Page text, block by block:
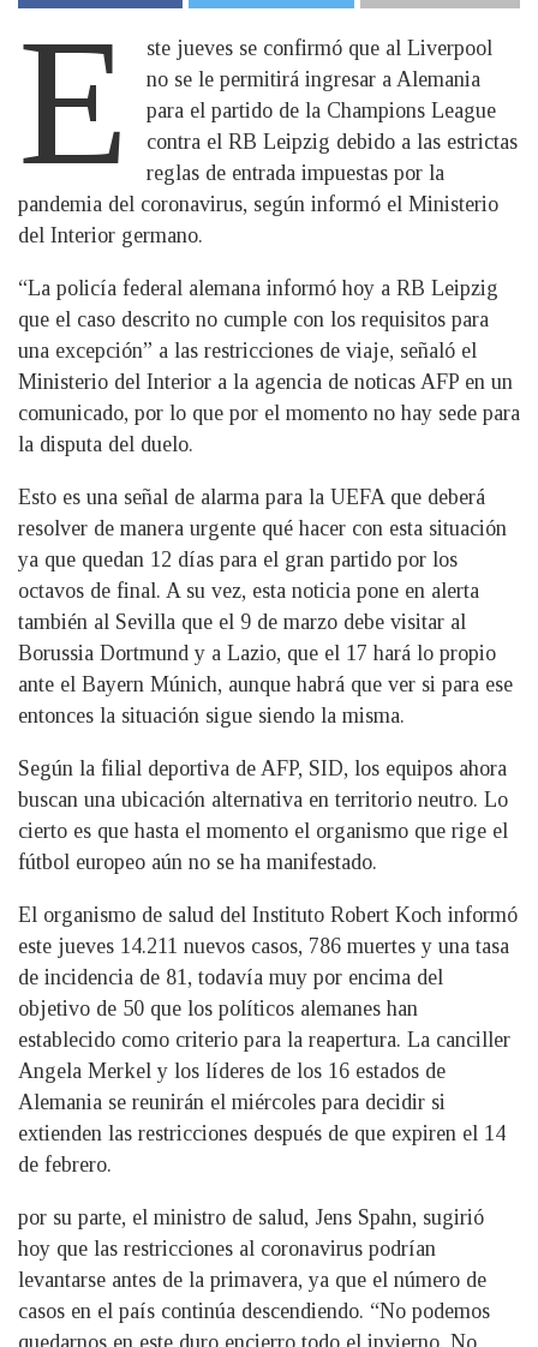
E
ste jueves se confirmó que al Liverpool
no se le permitirá ingresar a Alemania
para el partido de la Champions League
contra el RB Leipzig debido a las estrictas
reglas de entrada impuestas por la
pandemia del coronavirus, según informó el Ministerio
del Interior germano.
“La policía federal alemana informó hoy a RB Leipzig
que el caso descrito no cumple con los requisitos para
una excepción” a las restricciones de viaje, señaló el
Ministerio del Interior a la agencia de noticas AFP en un
comunicado, por lo que por el momento no hay sede para
la disputa del duelo.
Esto es una señal de alarma para la UEFA que deberá
resolver de manera urgente qué hacer con esta situación
ya que quedan 12 días para el gran partido por los
octavos de final. A su vez, esta noticia pone en alerta
también al Sevilla que el 9 de marzo debe visitar al
Borussia Dortmund y a Lazio, que el 17 hará lo propio
ante el Bayern Múnich, aunque habrá que ver si para ese
entonces la situación sigue siendo la misma.
Según la filial deportiva de AFP, SID, los equipos ahora
buscan una ubicación alternativa en territorio neutro. Lo
cierto es que hasta el momento el organismo que rige el
fútbol europeo aún no se ha manifestado.
El organismo de salud del Instituto Robert Koch informó
este jueves 14.211 nuevos casos, 786 muertes y una tasa
de incidencia de 81, todavía muy por encima del
objetivo de 50 que los políticos alemanes han
establecido como criterio para la reapertura. La canciller
Angela Merkel y los líderes de los 16 estados de
Alemania se reunirán el miércoles para decidir si
extienden las restricciones después de que expiren el 14
de febrero.
por su parte, el ministro de salud, Jens Spahn, sugirió
hoy que las restricciones al coronavirus podrían
levantarse antes de la primavera, ya que el número de
casos en el país continúa descendiendo. “No podemos
quedarnos en este duro encierro todo el invierno. No